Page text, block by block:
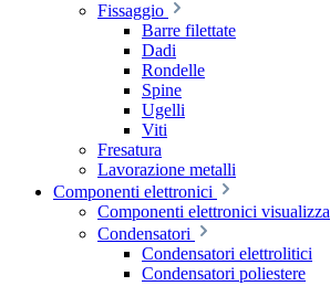
Fissaggio
Barre filettate
Dadi
Rondelle
Spine
Ugelli
Viti
Fresatura
Lavorazione metalli
Componenti elettronici
Componenti elettronici visualizza
Condensatori
Condensatori elettrolitici
Condensatori poliestere